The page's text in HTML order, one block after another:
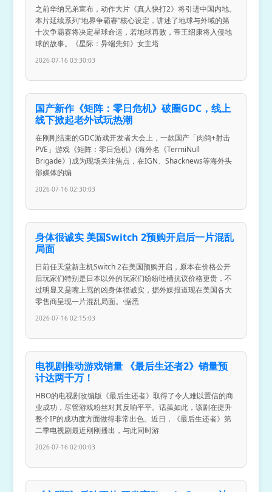
之前华纳兄弟宣布，动作大片《真人快打2》将引进中国内地。
本片延续系列“地界争霸赛”核心设定，讲述了地球与外域的第
十次争霸赛将决定星球命运，若地球再败，帝王绍康将入侵地
球的故事。《星际：异端先知》女主塔
2026-07-16 03:30:03
国产新作《矩阵：零日危机》破圈GDC，线上
线下掀起老外试玩热潮
在刚刚结束的GDC游戏开发者大会上，一款国产「肉鸽+射击
PVE」游戏《矩阵：零日危机》(海外名《TermiNull
Brigade》)成为现场关注焦点，在IGN、Shacknews等海外头
部媒体的编
2026-07-16 02:30:03
身体很诚实 美国Switch 2预购开启后一片混乱
局面
日前任天堂新主机Switch 2在美国预购开启，原本在价格公开
后玩家们特别是日本以外的玩家们纷纷吐槽抗议价格更贵，不
过明显又是嘴上骂的凶身体很诚实，据外媒报道现在美国各大
零售商呈现一片混乱局面。·据悉
2026-07-16 02:15:03
电视剧推动游戏销量 《最后生还者2》销量预
计达两千万！
HBO的电视剧改编版《最后生还者》取得了令人难以置信的商
业成功，尽管游戏粉丝对其反响平平。话虽如此，该剧在提升
整个IP的成功度方面做得非常出色。近日，《最后生还者》第
二季电视剧最近刚刚播出，与此同时游
2026-07-16 02:00:03